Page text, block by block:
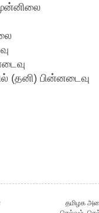
(தனி) பின்னடைவு
தமிழக